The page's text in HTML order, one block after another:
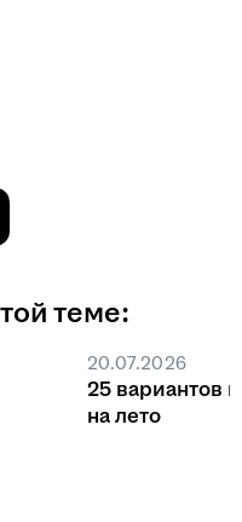
теме:
20.07.2026
25 вариантов
на лето